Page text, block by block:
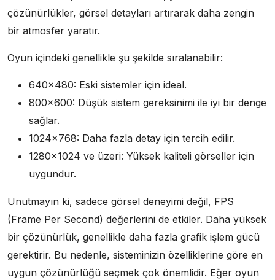
çözünürlükler, görsel detayları artırarak daha zengin
bir atmosfer yaratır.
Oyun içindeki genellikle şu şekilde sıralanabilir:
640×480: Eski sistemler için ideal.
800×600: Düşük sistem gereksinimi ile iyi bir denge
sağlar.
1024×768: Daha fazla detay için tercih edilir.
1280×1024 ve üzeri: Yüksek kaliteli görseller için
uygundur.
Unutmayın ki, sadece görsel deneyimi değil, FPS
(Frame Per Second) değerlerini de etkiler. Daha yüksek
bir çözünürlük, genellikle daha fazla grafik işlem gücü
gerektirir. Bu nedenle, sisteminizin özelliklerine göre en
uygun çözünürlüğü seçmek çok önemlidir. Eğer oyun